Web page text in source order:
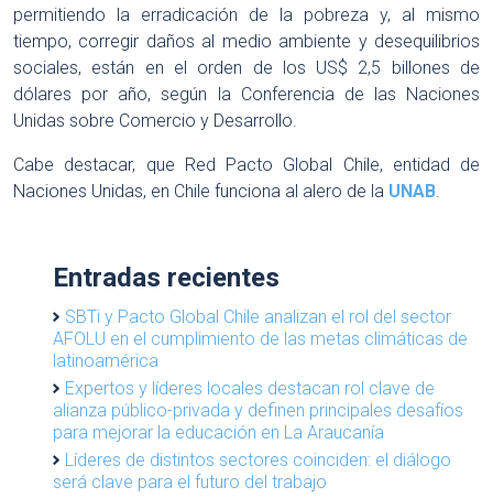
permitiendo la erradicación de la pobreza y, al mismo
tiempo, corregir daños al medio ambiente y desequilibrios
sociales, están en el orden de los US$ 2,5 billones de
dólares por año, según la Conferencia de las Naciones
Unidas sobre Comercio y Desarrollo.
Cabe destacar, que Red Pacto Global Chile, entidad de
Naciones Unidas, en Chile funciona al alero de la UNAB.
Entradas recientes
SBTi y Pacto Global Chile analizan el rol del sector
AFOLU en el cumplimiento de las metas climáticas de
latinoamérica
Expertos y líderes locales destacan rol clave de
alianza público-privada y definen principales desafíos
para mejorar la educación en La Araucanía
Líderes de distintos sectores coinciden: el diálogo
será clave para el futuro del trabajo